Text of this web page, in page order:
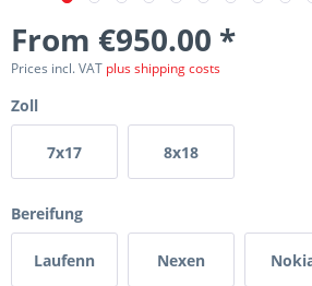
From €950.00 *
Prices incl. VAT plus shipping costs
Zoll
7x17 8x18
Bereifung
Laufenn Nexen